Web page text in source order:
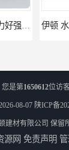
您是第1650612位访
08-07 陕ICP备
建材有限公司 保留
源网 免责声明